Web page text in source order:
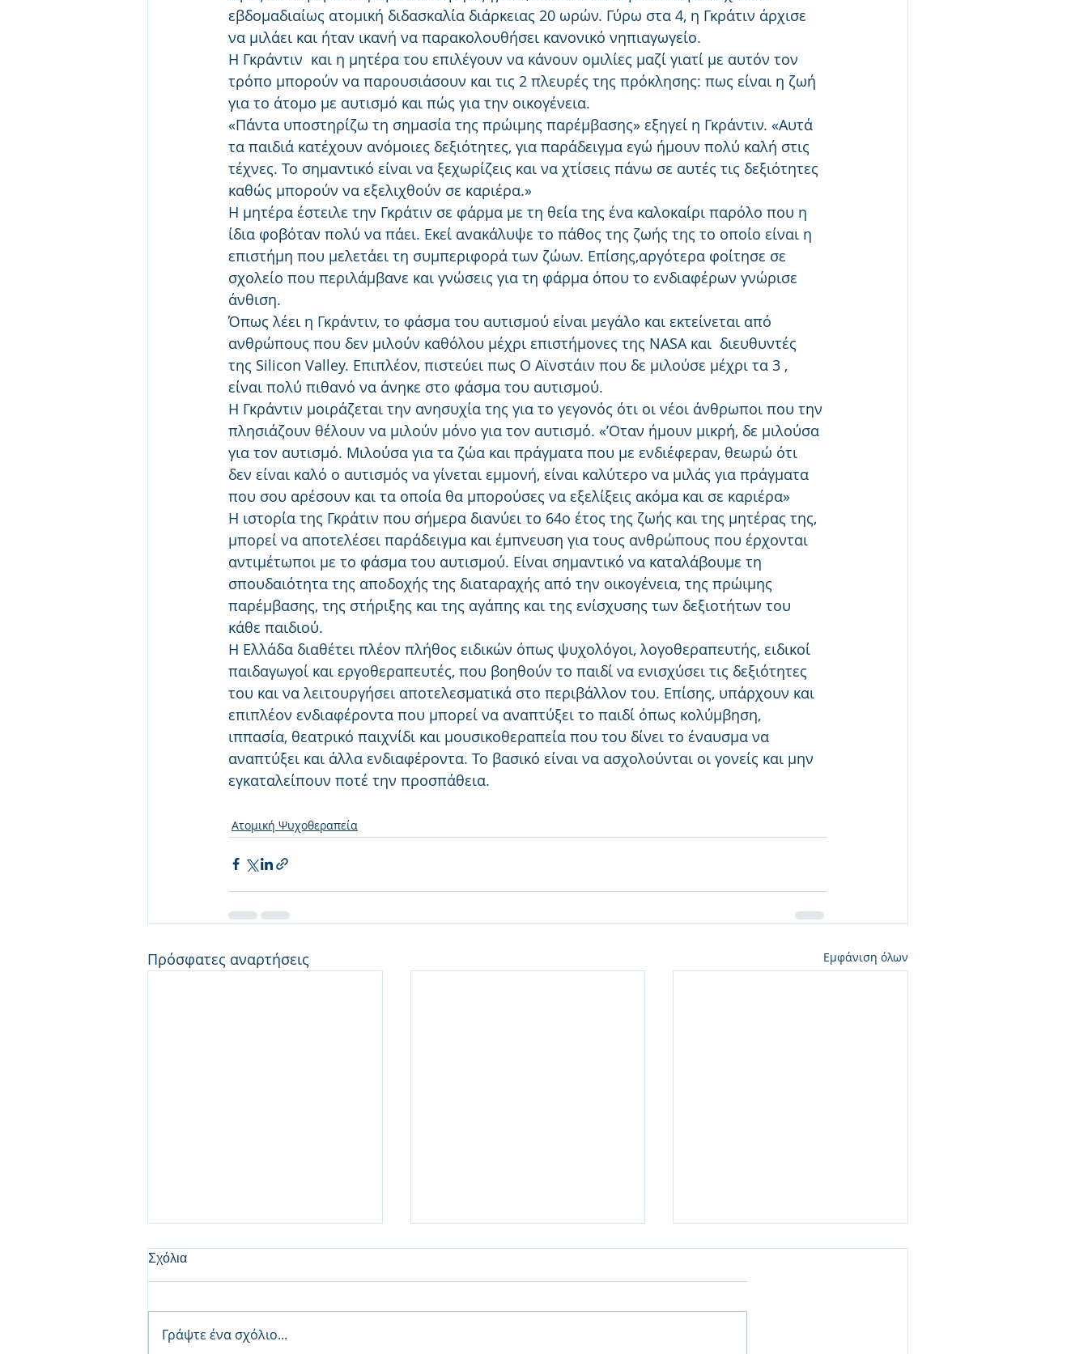
εβδομαδιαίως ατομική διδασκαλία διάρκειας 20 ωρών. Γύρω στα 4, η Γκράτιν άρχισε
να μιλάει και ήταν ικανή να παρακολουθήσει κανονικό νηπιαγωγείο.
Η Γκράντιν  και η μητέρα του επιλέγουν να κάνουν ομιλίες μαζί γιατί με αυτόν τον
τρόπο μπορούν να παρουσιάσουν και τις 2 πλευρές της πρόκλησης: πως είναι η ζωή
για το άτομο με αυτισμό και πώς για την οικογένεια.
«Πάντα υποστηρίζω τη σημασία της πρώιμης παρέμβασης» εξηγεί η Γκράντιν. «Αυτά
τα παιδιά κατέχουν ανόμοιες δεξιότητες, για παράδειγμα εγώ ήμουν πολύ καλή στις
τέχνες. Το σημαντικό είναι να ξεχωρίζεις και να χτίσεις πάνω σε αυτές τις δεξιότητες
καθώς μπορούν να εξελιχθούν σε καριέρα.»
Η μητέρα έστειλε την Γκράτιν σε φάρμα με τη θεία της ένα καλοκαίρι παρόλο που η
ίδια φοβόταν πολύ να πάει. Εκεί ανακάλυψε το πάθος της ζωής της το οποίο είναι η
επιστήμη που μελετάει τη συμπεριφορά των ζώων. Επίσης,αργότερα φοίτησε σε
σχολείο που περιλάμβανε και γνώσεις για τη φάρμα όπου το ενδιαφέρων γνώρισε
άνθιση.
Όπως λέει η Γκράντιν, το φάσμα του αυτισμού είναι μεγάλο και εκτείνεται από
ανθρώπους που δεν μιλούν καθόλου μέχρι επιστήμονες της NASA και  διευθυντές
της Silicon Valley. Επιπλέον, πιστεύει πως Ο Αϊνστάιν που δε μιλούσε μέχρι τα 3 ,
είναι πολύ πιθανό να άνηκε στο φάσμα του αυτισμού.
Η Γκράντιν μοιράζεται την ανησυχία της για το γεγονός ότι οι νέοι άνθρωποι που την
πλησιάζουν θέλουν να μιλούν μόνο για τον αυτισμό. «’Οταν ήμουν μικρή, δε μιλούσα
για τον αυτισμό. Μιλούσα για τα ζώα και πράγματα που με ενδιέφεραν, θεωρώ ότι
δεν είναι καλό ο αυτισμός να γίνεται εμμονή, είναι καλύτερο να μιλάς για πράγματα
που σου αρέσουν και τα οποία θα μπορούσες να εξελίξεις ακόμα και σε καριέρα»
Η ιστορία της Γκράτιν που σήμερα διανύει το 64ο έτος της ζωής και της μητέρας της,
μπορεί να αποτελέσει παράδειγμα και έμπνευση για τους ανθρώπους που έρχονται
αντιμέτωποι με το φάσμα του αυτισμού. Είναι σημαντικό να καταλάβουμε τη
σπουδαιότητα της αποδοχής της διαταραχής από την οικογένεια, της πρώιμης
παρέμβασης, της στήριξης και της αγάπης και της ενίσχυσης των δεξιοτήτων του
κάθε παιδιού.
Η Ελλάδα διαθέτει πλέον πλήθος ειδικών όπως ψυχολόγοι, λογοθεραπευτής, ειδικοί
παιδαγωγοί και εργοθεραπευτές, που βοηθούν το παιδί να ενισχύσει τις δεξιότητες
του και να λειτουργήσει αποτελεσματικά στο περιβάλλον του. Επίσης, υπάρχουν και
επιπλέον ενδιαφέροντα που μπορεί να αναπτύξει το παιδί όπως κολύμβηση,
ιππασία, θεατρικό παιχνίδι και μουσικοθεραπεία που του δίνει το έναυσμα να
αναπτύξει και άλλα ενδιαφέροντα. Το βασικό είναι να ασχολούνται οι γονείς και μην
εγκαταλείπουν ποτέ την προσπάθεια.
Ατομική Ψυχοθεραπεία
Πρόσφατες αναρτήσεις Εμφάνιση όλων
Σχόλια
Γράψτε ένα σχόλιο...